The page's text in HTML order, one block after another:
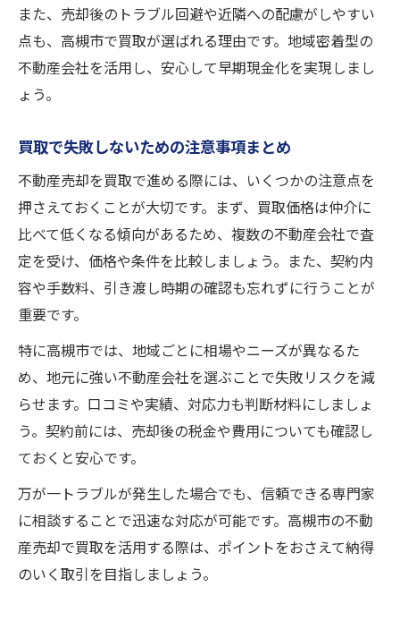
また、売却後のトラブル回避や近隣への配慮がしやすい
点も、高槻市で買取が選ばれる理由です。地域密着型の
不動産会社を活用し、安心して早期現金化を実現しまし
ょう。
買取で失敗しないための注意事項まとめ
不動産売却を買取で進める際には、いくつかの注意点を
押さえておくことが大切です。まず、買取価格は仲介に
比べて低くなる傾向があるため、複数の不動産会社で査
定を受け、価格や条件を比較しましょう。また、契約内
容や手数料、引き渡し時期の確認も忘れずに行うことが
重要です。
特に高槻市では、地域ごとに相場やニーズが異なるた
め、地元に強い不動産会社を選ぶことで失敗リスクを減
らせます。口コミや実績、対応力も判断材料にしましょ
う。契約前には、売却後の税金や費用についても確認し
ておくと安心です。
万が一トラブルが発生した場合でも、信頼できる専門家
に相談することで迅速な対応が可能です。高槻市の不動
産売却で買取を活用する際は、ポイントをおさえて納得
のいく取引を目指しましょう。